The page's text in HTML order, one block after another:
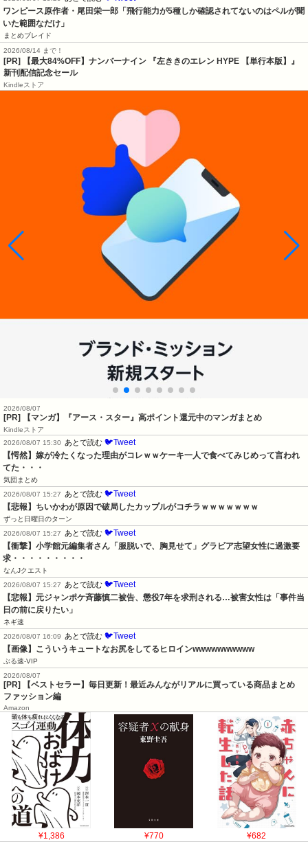
ワンピース原作者・尾田栄一郎「飛行能力が5種しか確認されてないのはペルが聞
いた範囲なだけ」
まとめブレイド
2026/08/14 まで！
[PR] 【最大84%OFF】ナンバーナイン 『左ききのエレン HYPE 【単行本版】』
新刊配信記念セール
Kindleストア
2026/08/07
[PR] 【マンガ】『アース・スター』高ポイント還元中のマンガまとめ
Kindleストア
2026/08/07 15:30
あとで読む 🐦Tweet
【愕然】嫁が冷たくなった理由がコレｗｗケーキ一人で食べてみじめって言われ
てた・・・
気団まとめ
2026/08/07 15:27
あとで読む 🐦Tweet
【悲報】ちいかわが原因で破局したカップルがコチラｗｗｗｗｗｗｗ
ずっと日曜日のターン
2026/08/07 15:27
あとで読む 🐦Tweet
【衝撃】小学館元編集者さん「服脱いで、胸見せて」グラビア志望女性に過激要
求・・・・・・・・・
なんJクエスト
2026/08/07 15:27
あとで読む 🐦Tweet
【悲報】元ジャンポケ斉藤慎二被告、懲役7年を求刑される…被害女性は「事件当
日の前に戻りたい」
ネギ速
2026/08/07 16:09
あとで読む 🐦Tweet
【画像】こういうキュートなお尻をしてるヒロインwwwwwwwwww
ぶる速-VIP
2026/08/07
[PR] 【ベストセラー】毎日更新！最近みんながリアルに買っている商品まとめ
ファッション編
Amazon
¥1,386 ¥770 ¥682